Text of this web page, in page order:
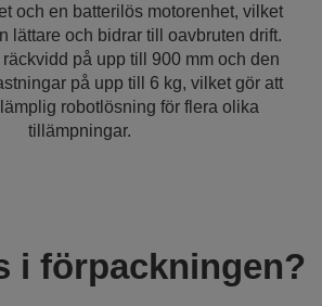
och en batterilös motorenhet, vilket
lättare och bidrar till oavbruten drift.
på upp till 900 mm och den
på upp till 6 kg, vilket gör att
robotlösning för flera olika
tillämpningar.
i förpackningen?